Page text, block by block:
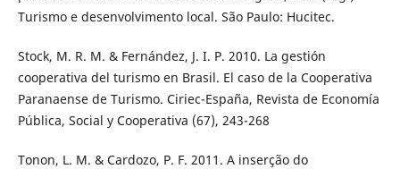
Turismo e desenvolvimento local. São Paulo: Hucitec.
Stock, M. R. M. & Fernández, J. I. P. 2010. La gestión
cooperativa del turismo en Brasil. El caso de la Cooperativa
Paranaense de Turismo. Ciriec-España, Revista de Economía
Pública, Social y Cooperativa (67), 243-268
Tonon, L. M. & Cardozo, P. F. 2011. A inserção do